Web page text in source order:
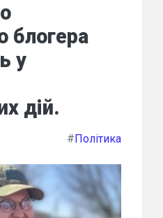
блогера
у
дій.
#Політика